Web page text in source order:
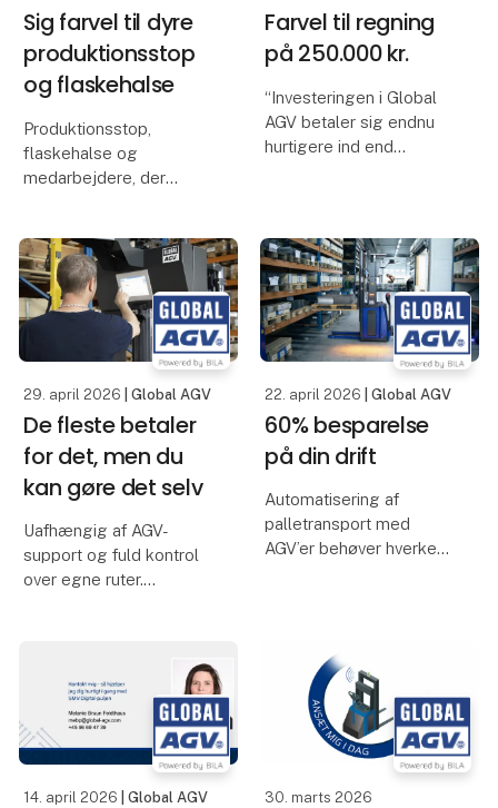
Sig farvel til dyre
produktionsstop
og flaskehalse
Produktionsstop,
flaskehalse og
medarbejdere, der
produktionsvirksomheder.
Du kan løse det med en
Global AGV. En simpel
og intutitiv stand-alone
Farvel til regning
på 250.000 kr.
“Investeringen i Global
AGV betaler sig endnu
hurtigere ind end
automation kræver lang
indkøring, forstyrrer
driften og først giver
værdi langt ude i
fremtiden? Det gør det
29. april 2026 | Global AGV
De fleste betaler
for det, men du
kan gøre det selv
Uafhængig af AGV-
support og fuld kontrol
over egne ruter.
optimere dine AGV-ruter
– helt selv. Med Global
AGV får du en løsning,
hvor du ikke er afhængig
22. april 2026 | Global AGV
60% besparelse
på din drift
Automatisering af
palletransport med
AGV’er behøver hverken
gaffeltruckløsninger, der
gør det nemt at op
14. april 2026 | Global AGV
30. marts 2026